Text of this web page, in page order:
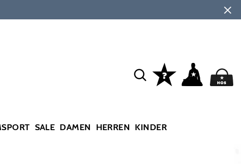
SALE DAMEN HERREN KINDER